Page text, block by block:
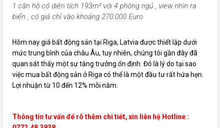
1 căn hộ có diện tích 193m² với 4 phòng ngủ , view nhìn ra
biển , có giá chỉ vào khoảng 270.000 Euro
Hôm nay giá bất động sản tại Riga, Latvia được thiết lập dưới
mức trung bình của châu Âu, tuy nhiên, chúng tôi gần đây đã
quan sát thấy một sự tăng trưởng ổn định. Đó là lý do tại sao
việc mua bất động sản ở Riga có thể là một đầu tư rất hứa hẹn.
Lợi nhuận từ 10 đến 12% mỗi năm.
Thông tin tư vấn để rõ thêm chi tiết, xin liên hệ Hotline :